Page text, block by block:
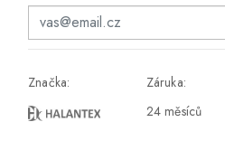
1-2 pracovné dni
Značka:
Záruka:
24 měsíců